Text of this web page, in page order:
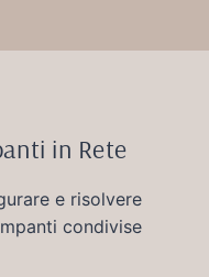
in Rete
e risolvere
condivise